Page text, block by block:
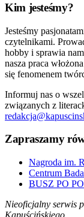
Kim jesteśmy?
Jesteśmy
czytelnikami.
hobby i sprawia
nasza praca
się fenomenem
Informuj nas o
związanych z
Zapraszamy
Nagroda im.
Centrum
BUSZ PO
Nieoficjalny serwis
Kapuścińskiego.